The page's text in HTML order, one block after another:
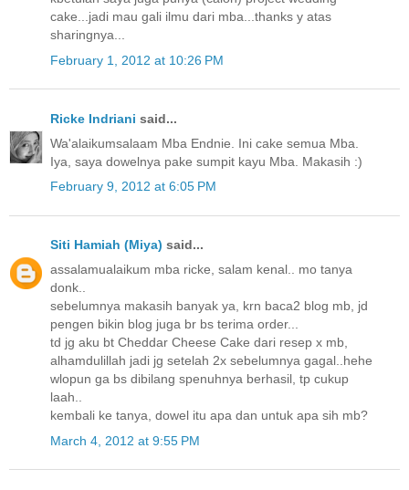
cake...jadi mau gali ilmu dari mba...thanks y atas
sharingnya...
February 1, 2012 at 10:26 PM
Ricke Indriani said...
Wa'alaikumsalaam Mba Endnie. Ini cake semua Mba.
Iya, saya dowelnya pake sumpit kayu Mba. Makasih :)
February 9, 2012 at 6:05 PM
Siti Hamiah (Miya) said...
assalamualaikum mba ricke, salam kenal.. mo tanya
donk..
sebelumnya makasih banyak ya, krn baca2 blog mb, jd
pengen bikin blog juga br bs terima order...
td jg aku bt Cheddar Cheese Cake dari resep x mb,
alhamdulillah jadi jg setelah 2x sebelumnya gagal..hehe
wlopun ga bs dibilang spenuhnya berhasil, tp cukup
laah..
kembali ke tanya, dowel itu apa dan untuk apa sih mb?
March 4, 2012 at 9:55 PM